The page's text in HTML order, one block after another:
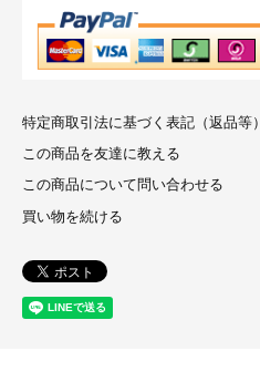
特定商取引法に基づく表記（返品等）
この商品を友達に教える
この商品について問い合わせる
買い物を続ける